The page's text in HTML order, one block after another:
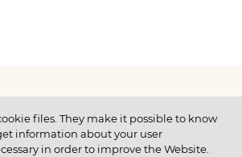
files. They make it possible to know
information about your user
in order to improve the Website.